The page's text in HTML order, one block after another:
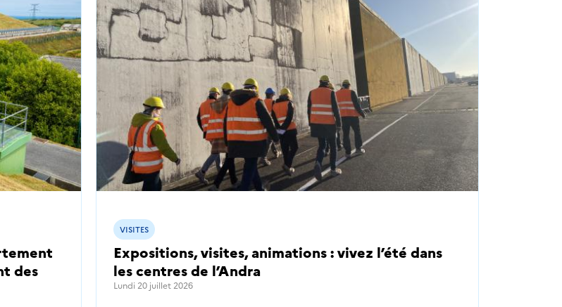
des
Expositions, visites, animations : vivez l’été dans
les centres de l’Andra
VISITES
Lundi 20 juillet 2026